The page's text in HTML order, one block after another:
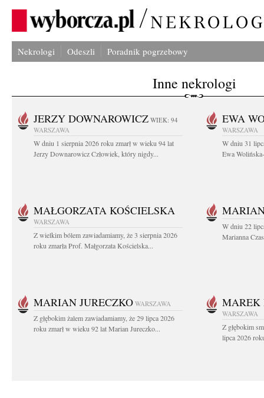
Nekrologi Odeszli Poradnik pogrzebowy
Inne nekrologi
JERZY DOWNAROWICZ WIEK: 94
WARSZAWA
W dniu 1 sierpnia 2026 roku zmarł w wieku 94 lat
Jerzy Downarowicz Człowiek, który nigdy...
EWA
WARSZAWA
W dniu 31
Ewa
MAŁGORZATA KOŚCIELSKA
WARSZAWA
Z wielkim bólem zawiadamiamy, że 3 sierpnia 2026
roku zmarła Prof. Małgorzata Kościelska...
W dniu 22
Marianna
MARIAN JURECZKO WARSZAWA
Z głębokim żalem zawiadamiamy, że 29 lipca 2026
roku zmarł w wieku 92 lat Marian Jureczko...
MAREK
WARSZAWA
Z głębokim
lipca 2026